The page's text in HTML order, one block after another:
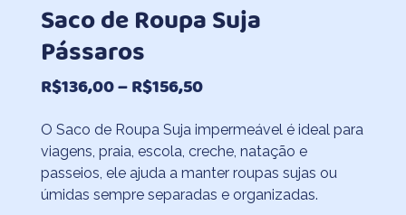
Saco de Roupa Suja
Pássaros
R$136,00–R$156,50Faixa
preço:
R$136,00
através
O Saco de Roupa Suja impermeável é ideal para
viagens, praia, escola, creche, natação e
passeios, ele ajuda a manter roupas sujas ou
úmidas sempre separadas e organizadas.